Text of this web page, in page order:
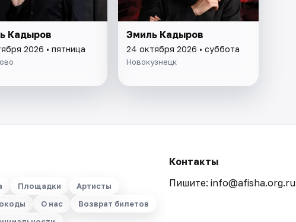
Кадыров
2026 • пятница
Эмиль Кадыров
24 октября 2026 • суббота
Новокузнецк
Площадки
Артисты
О нас
Возврат билетов
Контакты
Пишите: info@afisha.org.ru